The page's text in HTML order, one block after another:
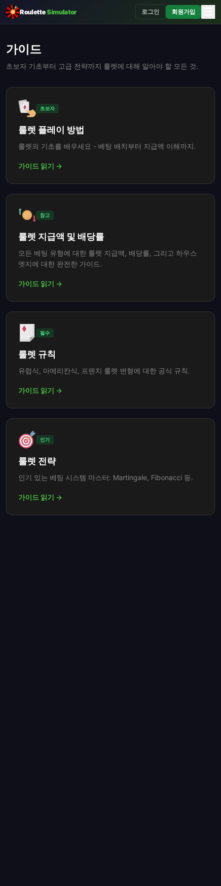
RouletteSimulator 로그인 회원가입
가이드
초보자 기초부터 고급 전략까지 룰렛에 대해 알아야 할 모든 것.
초보자
룰렛 플레이 방법
룰렛의 기초를 배우세요 - 베팅 배치부터 지급액 이해까지.
가이드 읽기 →
참고
룰렛 지급액 및 배당률
모든 베팅 유형에 대한 룰렛 지급액, 배당률, 그리고 하우스
엣지에 대한 완전한 가이드.
가이드 읽기 →
필수
룰렛 규칙
유럽식, 아메리칸식, 프렌치 룰렛 변형에 대한 공식 규칙.
가이드 읽기 →
인기
룰렛 전략
인기 있는 베팅 시스템 마스터: Martingale, Fibonacci 등.
가이드 읽기 →